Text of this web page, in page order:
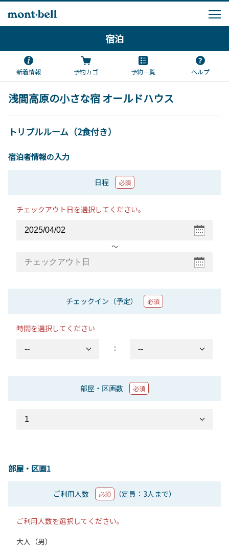
宿泊
新着情報 予約カゴ 予約一覧 ヘルプ
浅間高原の小さな宿 オールドハウス
トリプルルーム（2食付き）
宿泊者情報の入力
日程 必須
チェックアウト日を選択してください。
〜
チェックイン（予定） 必須
時間を選択してください
：
部屋・区画数 必須
部屋・区画1
ご利用人数 必須 （定員：3人まで）
ご利用人数を選択してください。
大人（男）